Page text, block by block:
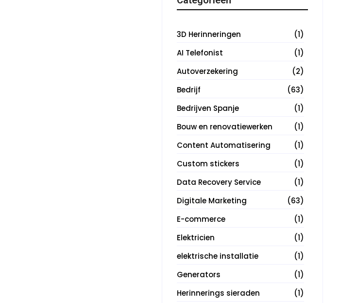
3D Herinneringen
(1)
AI Telefonist
(1)
Autoverzekering
(2)
Bedrijf
(63)
Bedrijven Spanje
(1)
Bouw en renovatiewerken
(1)
Content Automatisering
(1)
Custom stickers
(1)
Data Recovery Service
(1)
Digitale Marketing
(63)
E-commerce
(1)
Elektricien
(1)
elektrische installatie
(1)
Generators
(1)
Herinnerings sieraden
(1)